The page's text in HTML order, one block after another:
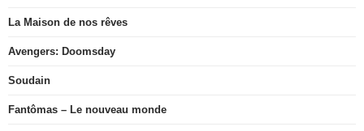
La Maison de nos rêves
Avengers: Doomsday
Soudain
Fantômas – Le nouveau monde